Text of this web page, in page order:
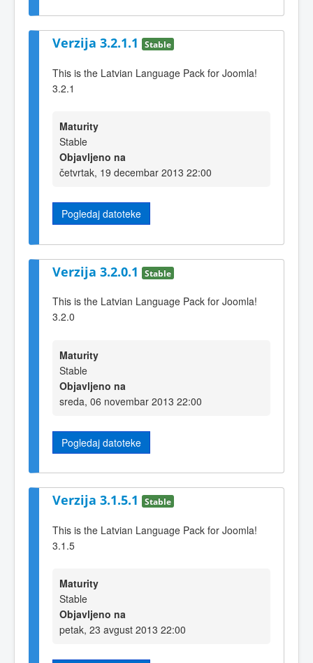
Verzija 3.2.1.1 Stable
This is the Latvian Language Pack for Joomla!
3.2.1
Maturity
Stable
Objavljeno na
četvrtak, 19 decembar 2013 22:00
Pogledaj datoteke
Verzija 3.2.0.1 Stable
This is the Latvian Language Pack for Joomla!
3.2.0
Maturity
Stable
Objavljeno na
sreda, 06 novembar 2013 22:00
Pogledaj datoteke
Verzija 3.1.5.1 Stable
This is the Latvian Language Pack for Joomla!
3.1.5
Maturity
Stable
Objavljeno na
petak, 23 avgust 2013 22:00